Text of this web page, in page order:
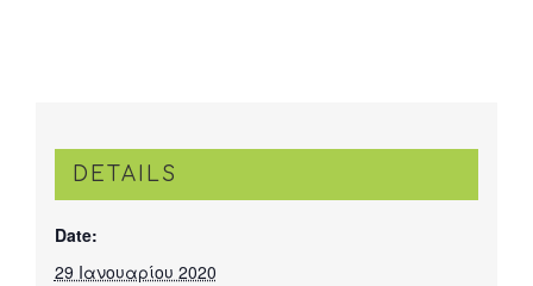
DETAILS
Date:
29 Ιανουαρίου 2020